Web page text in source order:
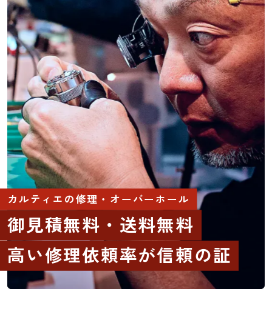
カルティエの修理・オーバーホール
御見積無料・送料無料
高い修理依頼率が信頼の証